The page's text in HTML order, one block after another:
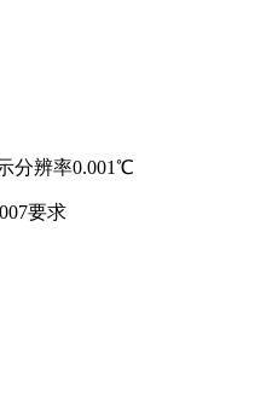
分辨率0.001℃
要求